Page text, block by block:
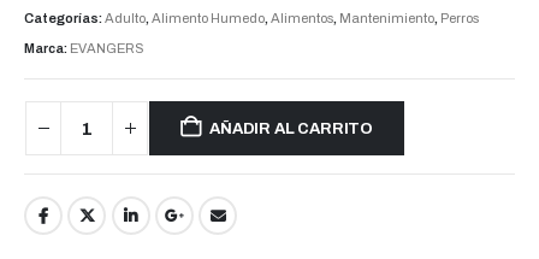
Categorías:Adulto, Alimento Humedo, Alimentos, Mantenimiento, Perros
Marca: EVANGERS
AÑADIR AL CARRITO